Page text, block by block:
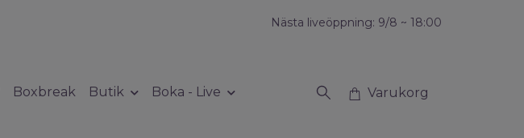
Nästa liveöppning: 9/8 ~ 18:00
Boxbreak Butik Boka - Live Varukorg